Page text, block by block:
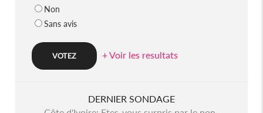
Non
Sans avis
+ Voir les resultats
DERNIER SONDAGE